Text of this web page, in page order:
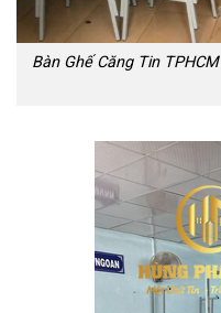
Bàn Ghế Căng Tin